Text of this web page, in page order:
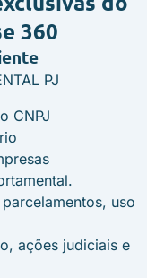
360
PJ
CNPJ
uso
ações judiciais e